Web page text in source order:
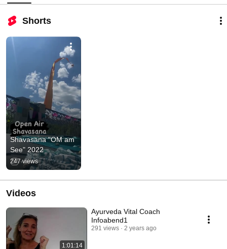
Shorts
Shavasana "OM am
See" 2022
247 views
Videos
1:01:14
Ayurveda Vital Coach
Infoabend1
291 views 2 years ago